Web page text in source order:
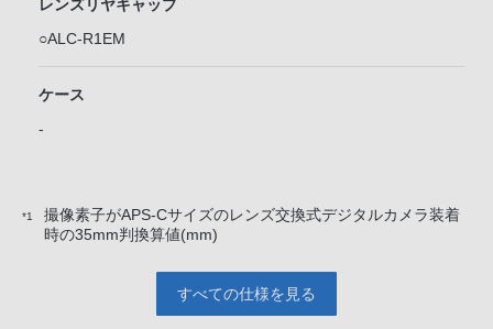
レンズリヤキャップ
○ALC-R1EM
ケース
-
*1
撮像素子がAPS-Cサイズのレンズ交換式デジタルカメラ装着
時の35mm判換算値(mm)
すべての仕様を見る